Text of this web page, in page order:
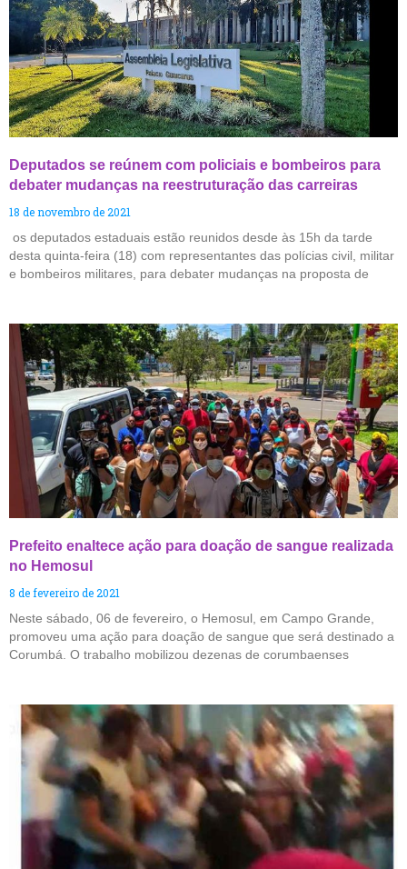
Deputados se reúnem com policiais e bombeiros para
debater mudanças na reestruturação das carreiras
18 de novembro de 2021
os deputados estaduais estão reunidos desde às 15h da tarde
desta quinta-feira (18) com representantes das polícias civil, militar
e bombeiros militares, para debater mudanças na proposta de
Prefeito enaltece ação para doação de sangue realizada
no Hemosul
8 de fevereiro de 2021
Neste sábado, 06 de fevereiro, o Hemosul, em Campo Grande,
promoveu uma ação para doação de sangue que será destinado a
Corumbá. O trabalho mobilizou dezenas de corumbaenses